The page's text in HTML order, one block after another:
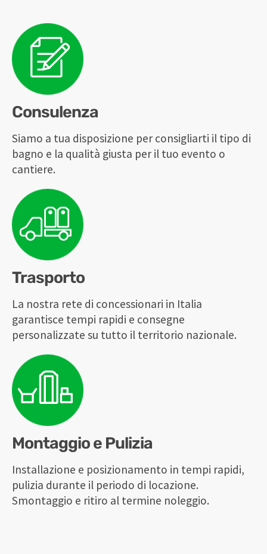
Consulenza
Siamo a tua disposizione per consigliarti il tipo di
bagno e la qualità giusta per il tuo evento o
cantiere.
Trasporto
La nostra rete di concessionari in Italia
garantisce tempi rapidi e consegne
personalizzate su tutto il territorio nazionale.
Montaggio e Pulizia
Installazione e posizionamento in tempi rapidi,
pulizia durante il periodo di locazione.
Smontaggio e ritiro al termine noleggio.